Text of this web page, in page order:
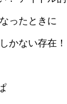
ったときに
かない存在！